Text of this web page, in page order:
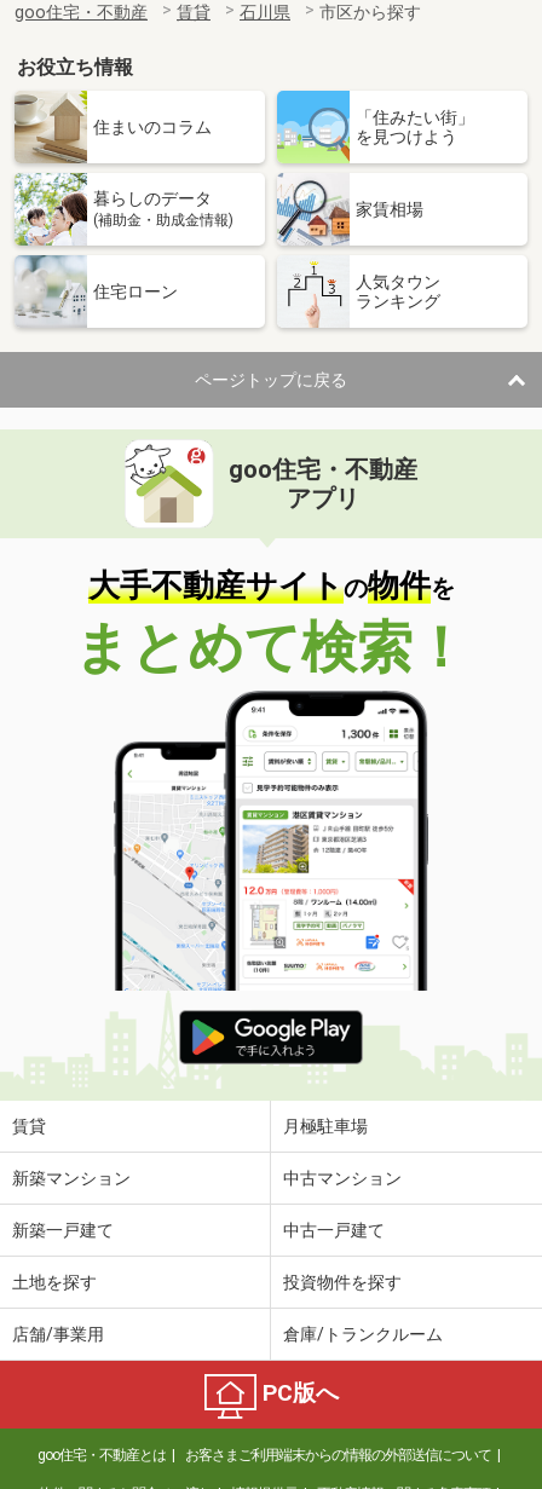
goo住宅・不動産 賃貸 石川県 市区から探す
お役立ち情報
住まいのコラム
「住みたい街」
を見つけよう
暮らしのデータ
(補助金・助成金情報)
家賃相場
住宅ローン
人気タウン
ランキング
ページトップに戻る
goo住宅・不動産
アプリ
大手不動産サイトの物件を
まとめて検索！
賃貸 月極駐車場
新築マンション 中古マンション
新築一戸建て 中古一戸建て
土地を探す 投資物件を探す
店舗/事業用 倉庫/トランクルーム
PC版へ
goo住宅・不動産とは お客さまご利用端末からの情報の外部送信について